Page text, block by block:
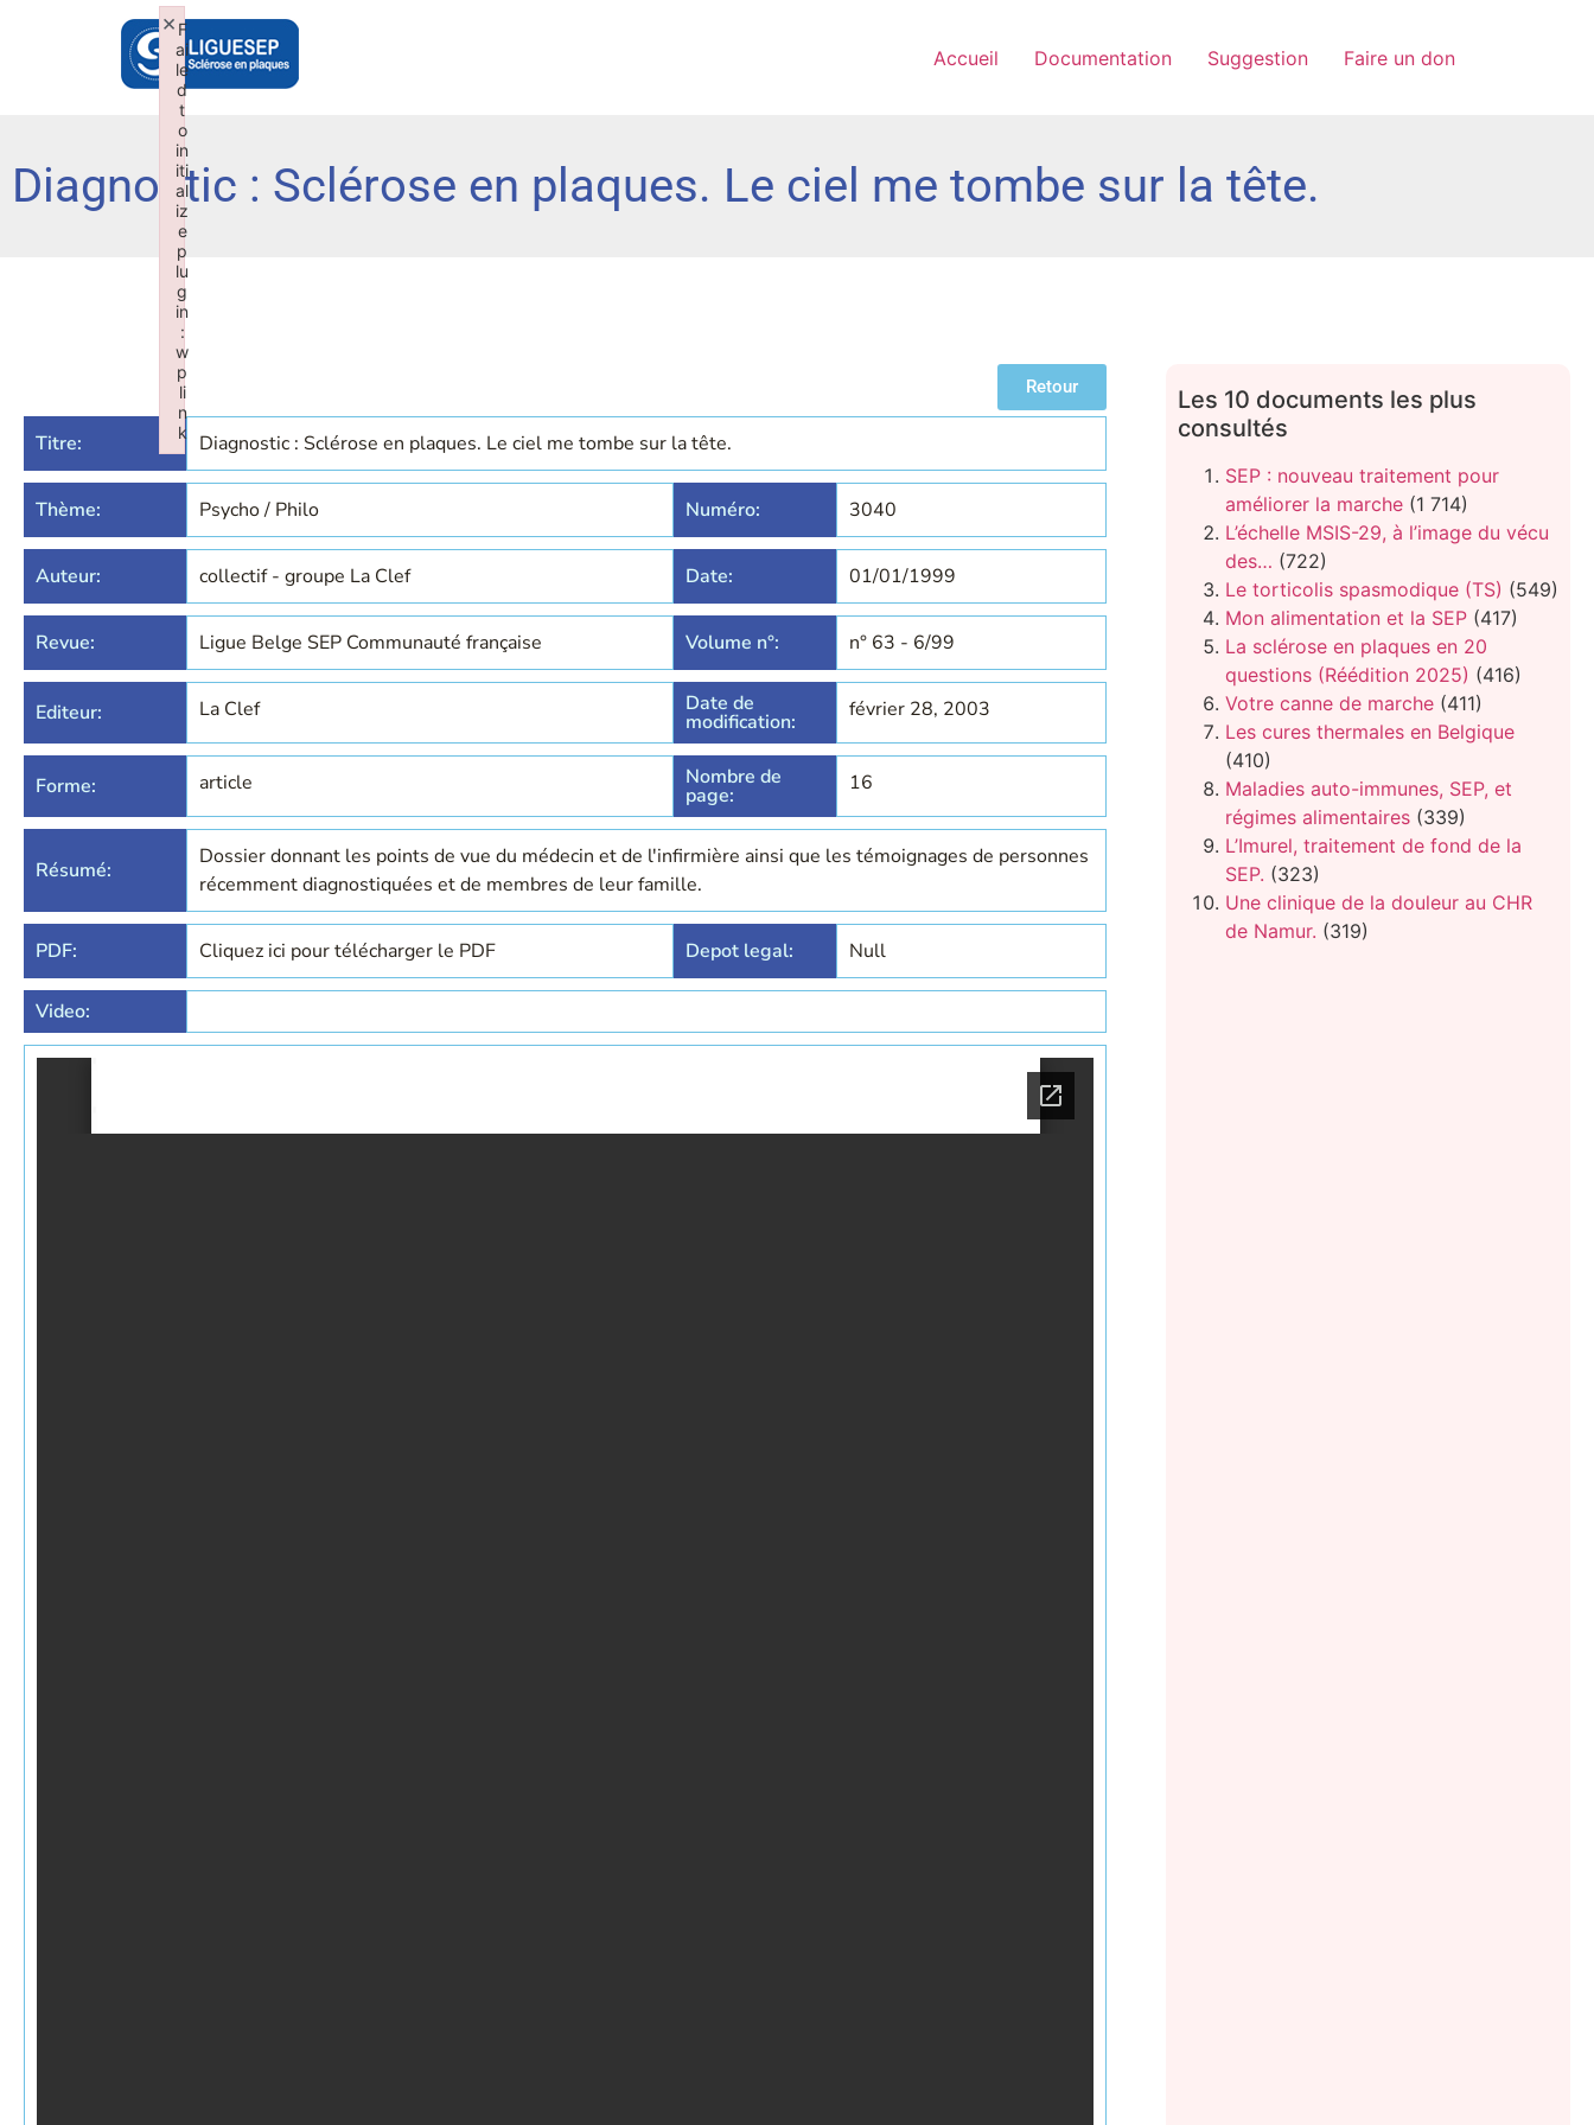
Accueil Documentation Suggestion Faire un don
Diagnostic : Sclérose en plaques. Le ciel me tombe sur la tête.
Retour
Titre: Diagnostic : Sclérose en plaques. Le ciel me tombe sur la tête.
Thème: Psycho / Philo Numéro: 3040
Auteur: collectif - groupe La Clef Date: 01/01/1999
Revue: Ligue Belge SEP Communauté française Volume n°: n° 63 - 6/99
Editeur: La Clef Date de
modification: février 28, 2003
Forme: article Nombre de
page: 16
Résumé:
Dossier donnant les points de vue du médecin et de l'infirmière ainsi que les témoignages de personnes
récemment diagnostiquées et de membres de leur famille.
PDF: Cliquez ici pour télécharger le PDF Depot legal: Null
Video:
Les 10 documents les plus
consultés
SEP : nouveau traitement pour
améliorer la marche (1 714)
L’échelle MSIS-29, à l’image du vécu
des… (722)
Le torticolis spasmodique (TS) (549)
Mon alimentation et la SEP (417)
La sclérose en plaques en 20
questions (Réédition 2025) (416)
Votre canne de marche (411)
Les cures thermales en Belgique
(410)
Maladies auto-immunes, SEP, et
régimes alimentaires (339)
L’Imurel, traitement de fond de la
SEP. (323)
Une clinique de la douleur au CHR
de Namur. (319)
F
ai
le
d
t
o
in
iti
al
iz
e
p
lu
g
in
:
w
p
li
n
k
×
Failed to initialize plugin: wplink